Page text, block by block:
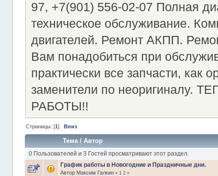
97, +7(901) 556-02-07 Полная
техническое обслуживание.
двигателей. Ремонт АКПП.
Вам понадобиться при
практически все запчасти, как
заменители по
РАБОТЫ!!
Страницы: [1] Вниз
Тема/ Автор
0 Пользователей и 3 Гостей просматривают этот раздел.
График работы в Новогодние и Праздничные дни.
Автор Максим Галкин « 1 2»